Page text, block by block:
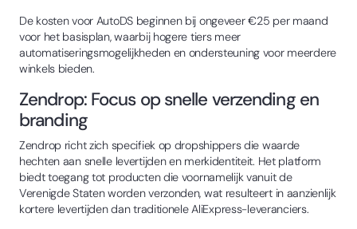
De kosten voor AutoDS beginnen bij ongeveer €25 per maand
voor het basisplan, waarbij hogere tiers meer
automatiseringsmogelijkheden en ondersteuning voor meerdere
winkels bieden.
Zendrop: Focus op snelle verzending en
branding
Zendrop richt zich specifiek op dropshippers die waarde
hechten aan snelle levertijden en merkidentiteit. Het platform
biedt toegang tot producten die voornamelijk vanuit de
Verenigde Staten worden verzonden, wat resulteert in aanzienlijk
kortere levertijden dan traditionele AliExpress-leveranciers.